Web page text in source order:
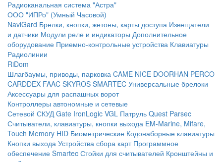
Радиоканальная система "Астра"
ООО "ИПРо" (Умный Часовой)
NaviGard Брелки, кнопки, жетоны, карты доступа Извещатели
и датчики Модули реле и индикаторы Дополнительное
оборудование Приемно-контрольные устройства Клавиатуры
Радиолинии
RiDom
Шлагбаумы, приводы, парковка CAME NICE DOORHAN PERCO
CARDDEX FAAC SKYROS SMARTEC Универсальные брелоки
Аксессуары для распашных ворот
Контроллеры автономные и сетевые
Сетевой СКУД Gate IronLogic VGL Патруль Quest Parsec
Считыватели, клавиатуры, кнопки выхода EM-Marine, Mifare,
Touch Memory HID Биометрические Кодонаборные клавиатуры
Кнопки выхода Устройства сбора карт Программное
обеспечение Smartec Стойки для считывателей Кронштейны и